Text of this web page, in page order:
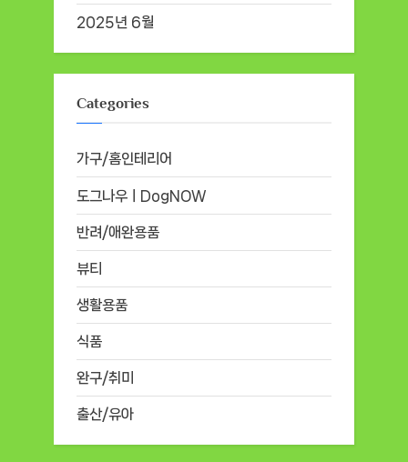
2025년 6월
Categories
가구/홈인테리어
도그나우ㅣDogNOW
반려/애완용품
뷰티
생활용품
식품
완구/취미
출산/유아